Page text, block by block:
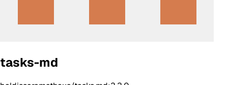
tasks-md